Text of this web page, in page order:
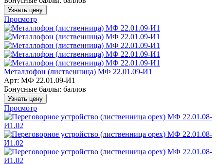
Узнать цену
Просмотр
Металлофон (лиственница) МФ 22.01.09-И1
Арт: МФ 22.01.09-И1
Бонусные баллы: баллов
Узнать цену
Просмотр